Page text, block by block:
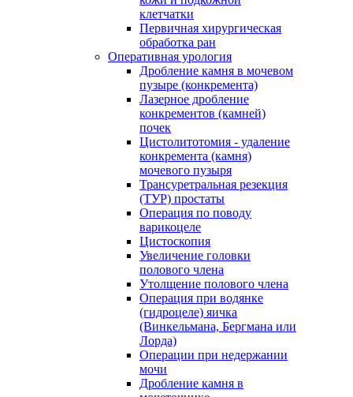
клетчатки
Первичная хирургическая
обработка ран
Оперативная урология
Дробление камня в мочевом
пузыре (конкремента)
Лазерное дробление
конкрементов (камней)
почек
Цистолитотомия - удаление
конкремента (камня)
мочевого пузыря
Трансуретральная резекция
(ТУР) простаты
Операция по поводу
варикоцеле
Цистоскопия
Увеличение головки
полового члена
Утолщение полового члена
Операция при водянке
(гидроцеле) яичка
(Винкельмана, Бергмана или
Лорда)
Операции при недержании
мочи
Дробление камня в